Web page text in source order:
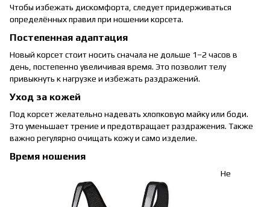
Чтобы избежать дискомфорта, следует придерживаться
определённых правил при ношении корсета.
Постепенная адаптация
Новый корсет стоит носить сначала не дольше 1–2 часов в
день, постепенно увеличивая время. Это позволит телу
привыкнуть к нагрузке и избежать раздражений.
Уход за кожей
Под корсет желательно надевать хлопковую майку или боди.
Это уменьшает трение и предотвращает раздражения. Также
важно регулярно очищать кожу и само изделие.
Время ношения
Не